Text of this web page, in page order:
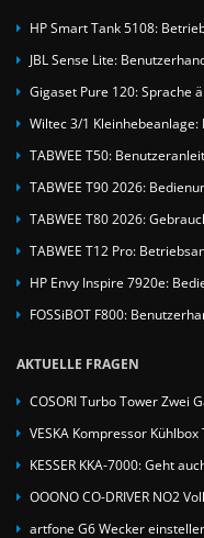
HP Smart Tank 5108:
JBL Sense Lite:
Gigaset Pure 120: Sprache
Wiltec 3/1 Kleinhebeanlage:
TABWEE T50:
TABWEE T90 2026:
TABWEE T80 2026:
TABWEE T12 Pro:
HP Envy Inspire 7920e:
FOSSiBOT F800:
AKTUELLE FRAGEN
COSORI Turbo Tower Zwei
VESKA Kompressor
KESSER KKA-7000: Geht
OOONO CO-DRIVER NO2
artfone G6 Wecker